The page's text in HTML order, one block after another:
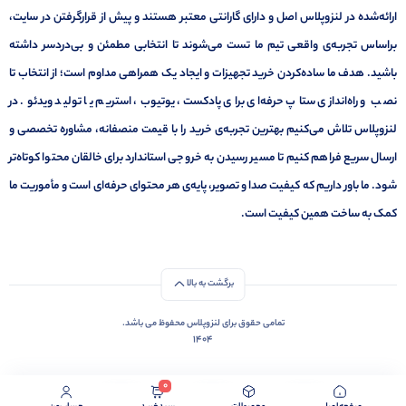
ارائه‌شده در لنزوپلاس اصل و دارای گارانتی معتبر هستند و پیش از قرارگرفتن در سایت،
براساس تجربه‌ی واقعی تیم ما تست می‌شوند تا انتخابی مطمئن و بی‌دردسر داشته
باشید. هدف ما ساده‌کردن خرید تجهیزات و ایجاد یک همراهی مداوم است؛ از انتخاب تا
نصب و راه‌اندازی ستاپ حرفه‌ای برای پادکست، یوتیوب، استریم یا تولید ویدئو. در
لنزوپلاس تلاش می‌کنیم بهترین تجربه‌ی خرید را با قیمت منصفانه، مشاوره تخصصی و
ارسال سریع فراهم کنیم تا مسیر رسیدن به خروجی استاندارد برای خالقان محتوا کوتاه‌تر
شود. ما باور داریم که کیفیت صدا و تصویر، پایه‌ی هر محتوای حرفه‌ای است و مأموریت ما
کمک به ساخت همین کیفیت است.
برگشت به بالا
تمامی حقوق برای لنزوپلاس محفوظ می باشد.
1404
0